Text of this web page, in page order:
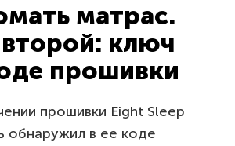
матрас.
ключ
прошивки
прошивки Eight Sleep
обнаружил в ее коде